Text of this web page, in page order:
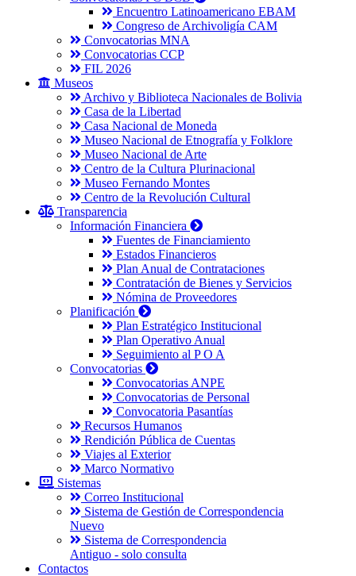
Encuentro Latinoamericano EBAM
Congreso de Archivoligía CAM
Convocatorias MNA
Convocatorias CCP
FIL 2026
Museos
Archivo y Biblioteca Nacionales de Bolivia
Casa de la Libertad
Casa Nacional de Moneda
Museo Nacional de Etnografía y Folklore
Museo Nacional de Arte
Centro de la Cultura Plurinacional
Museo Fernando Montes
Centro de la Revolución Cultural
Transparencia
Información Financiera
Fuentes de Financiamiento
Estados Financieros
Plan Anual de Contrataciones
Contratación de Bienes y Servicios
Nómina de Proveedores
Planificación
Plan Estratégico Institucional
Plan Operativo Anual
Seguimiento al P O A
Convocatorias
Convocatorias ANPE
Convocatorias de Personal
Convocatoria Pasantías
Recursos Humanos
Rendición Pública de Cuentas
Viajes al Exterior
Marco Normativo
Sistemas
Correo Institucional
Sistema de Gestión de Correspondencia
Nuevo
Sistema de Correspondencia
Antiguo - solo consulta
Contactos